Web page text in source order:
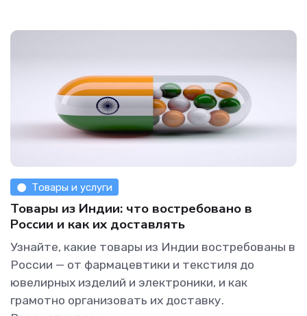
Товары и услуги
Товары из Индии: что востребовано в
России и как их доставлять
Узнайте, какие товары из Индии востребованы в
России — от фармацевтики и текстиля до
ювелирных изделий и электроники, и как
грамотно организовать их доставку.